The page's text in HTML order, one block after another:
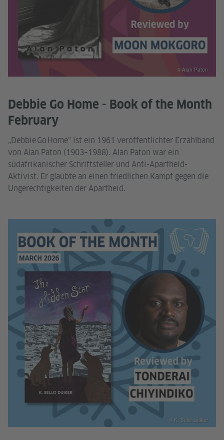
Debbie Go Home - Book of the Month
February
„Debbie Go Home“ ist ein 1961 veröffentlichter Erzählband
von Alan Paton (1903–1988). Alan Paton war ein
südafrikanischer Schriftsteller und Anti-Apartheid-
Aktivist. Er glaubte an einen friedlichen Kampf gegen die
Ungerechtigkeiten der Apartheid.
© Alan Paton
© K. Sello Duiker